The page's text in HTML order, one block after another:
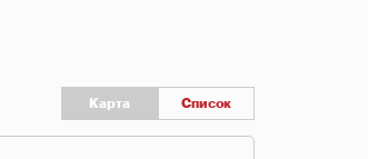
Карта Список